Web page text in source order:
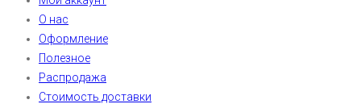
О нас
Оформление
Полезное
Распродажа
Стоимость доставки